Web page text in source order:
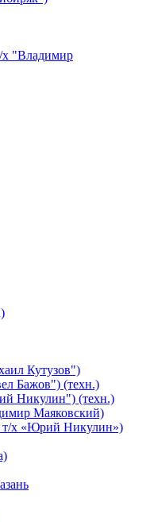
х "Владимир
Кутузов")
Бажов") (техн.)
Никулин") (техн.)
Маяковский)
т/х «Юрий Никулин»)